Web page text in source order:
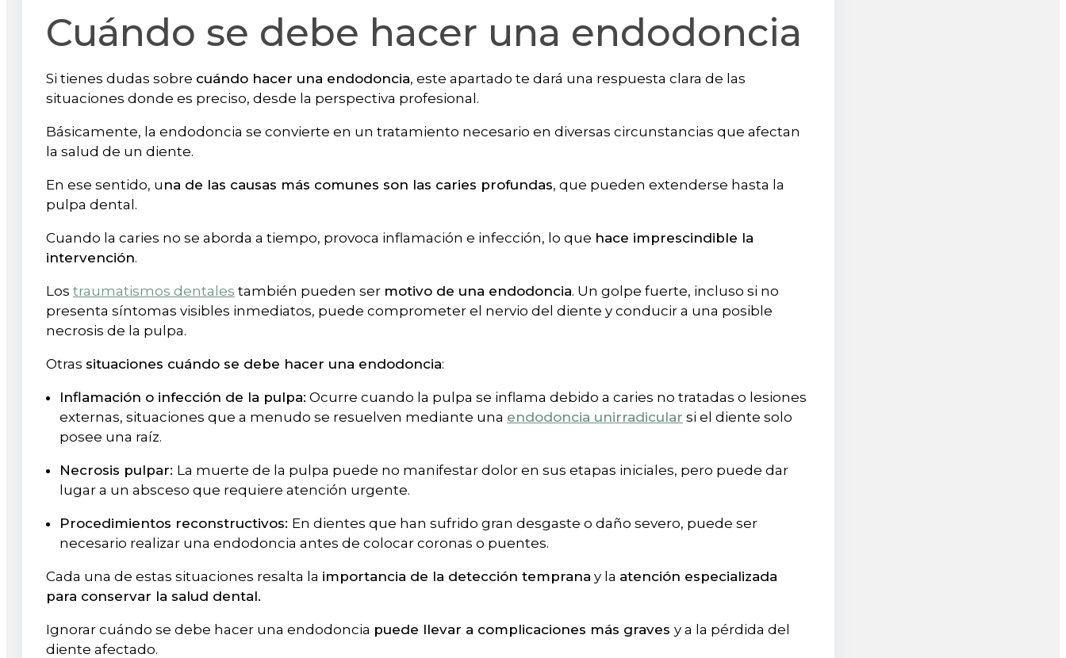
Cuándo se debe hacer una endodoncia
Si tienes dudas sobre cuándo hacer una endodoncia, este apartado te dará una respuesta clara de las
situaciones donde es preciso, desde la perspectiva profesional.
Básicamente, la endodoncia se convierte en un tratamiento necesario en diversas circunstancias que afectan
la salud de un diente.
En ese sentido, u na de las causas más comunes son las caries profundas, que pueden extenderse hasta la
pulpa dental.
Cuando la caries no se aborda a tiempo, provoca inflamación e infección, lo que hace imprescindible la
intervención.
Los traumatismos dentales también pueden ser motivo de una endodoncia. Un golpe fuerte, incluso si no
presenta síntomas visibles inmediatos, puede comprometer el nervio del diente y conducir a una posible
necrosis de la pulpa.
Otras situaciones cuándo se debe hacer una endodoncia:
Inflamación o infección de la pulpa: Ocurre cuando la pulpa se inflama debido a caries no tratadas o lesiones
externas, situaciones que a menudo se resuelven mediante una endodoncia unirradicular si el diente solo
posee una raíz.
Necrosis pulpar: La muerte de la pulpa puede no manifestar dolor en sus etapas iniciales, pero puede dar
lugar a un absceso que requiere atención urgente.
Procedimientos reconstructivos: En dientes que han sufrido gran desgaste o daño severo, puede ser
necesario realizar una endodoncia antes de colocar coronas o puentes.
Cada una de estas situaciones resalta la importancia de la detección temprana y la atención especializada
para conservar la salud dental.
Ignorar cuándo se debe hacer una endodoncia puede llevar a complicaciones más graves y a la pérdida del
diente afectado.